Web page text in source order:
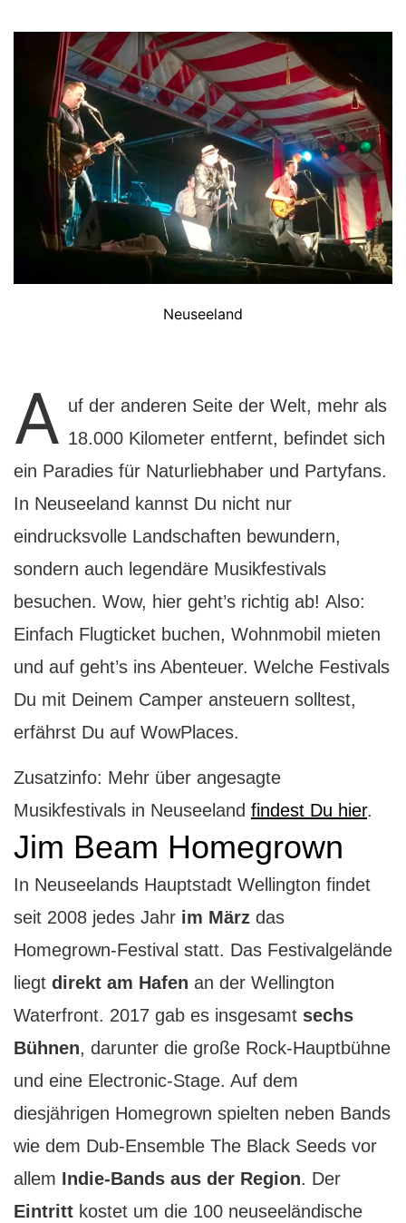
Neuseeland
A uf der anderen Seite der Welt, mehr als
18.000 Kilometer entfernt, befindet sich
ein Paradies für Naturliebhaber und Partyfans.
In Neuseeland kannst Du nicht nur
eindrucksvolle Landschaften bewundern,
sondern auch legendäre Musikfestivals
besuchen. Wow, hier geht’s richtig ab! Also:
Einfach Flugticket buchen, Wohnmobil mieten
und auf geht’s ins Abenteuer. Welche Festivals
Du mit Deinem Camper ansteuern solltest,
erfährst Du auf WowPlaces.
Zusatzinfo: Mehr über angesagte
Musikfestivals in Neuseeland findest Du hier.
Jim Beam Homegrown
In Neuseelands Hauptstadt Wellington findet
seit 2008 jedes Jahr im März das
Homegrown-Festival statt. Das Festivalgelände
liegt direkt am Hafen an der Wellington
Waterfront. 2017 gab es insgesamt sechs
Bühnen, darunter die große Rock-Hauptbühne
und eine Electronic-Stage. Auf dem
diesjährigen Homegrown spielten neben Bands
wie dem Dub-Ensemble The Black Seeds vor
allem Indie-Bands aus der Region. Der
Eintritt kostet um die 100 neuseeländische